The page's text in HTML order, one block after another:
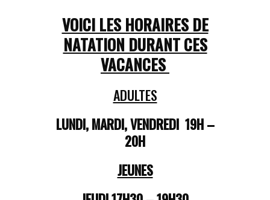
VOICI LES HORAIRES DE
NATATION DURANT CES
VACANCES
ADULTES
LUNDI, MARDI, VENDREDI 19H –
20H
JEUNES